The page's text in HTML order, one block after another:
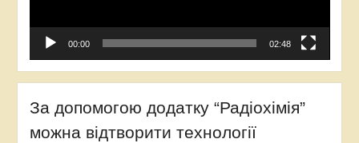
00:00 02:48
За допомогою додатку “Радіохімія”
можна відтворити технології